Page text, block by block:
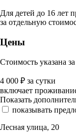
Для детей до 16 лет
за отдельную
Цены
Стоимость указана
4 000 ₽ за сутки
включает
Показать
показывать
Лесная улица, 20